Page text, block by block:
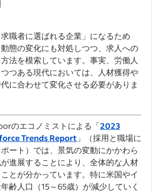
職者に選ばれる企業」になるため
態の変化にも対処しつつ、求人への
法を模索しています。事実、労働人
つある現代においては、人材獲得や
に合わせて変化させる必要がありま
のエコノミストによる「2023
Trends Report 」（採用と職場に
ート）では、景気の変動にかかわら
進展することにより、全体的な人材
とが分かっています。特に米国やイ
齢人口（15～65歳）が減少していく